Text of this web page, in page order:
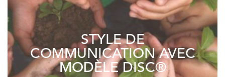
STYLE DE
COMMUNICATION AVEC
MODÈLE DISC®